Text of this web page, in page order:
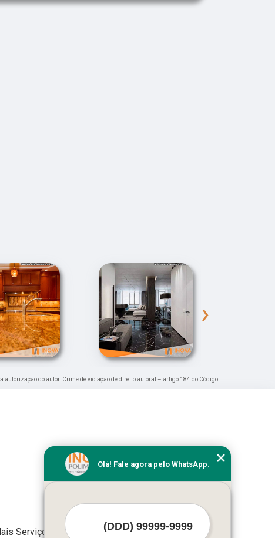
›
do autor. Crime de violação de direito autoral – artigo 184 do Código
Serviços
Olá! Fale agora pelo WhatsApp.